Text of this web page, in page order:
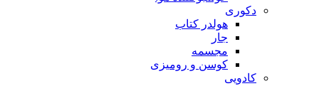
دکوری
هولدر کتاب
جار
مجسمه
کوسن و رومیزی
کادویی